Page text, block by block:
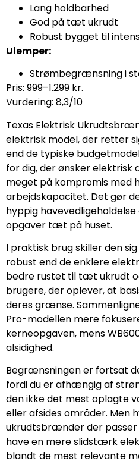
Lang holdbarhed
God på tæt ukrudt
Robust bygget til
Ulemper:
Strømbegrænsning i
Pris: 999–1.299 kr.
Vurdering: 8,3/10
Texas Elektrisk
elektrisk model, der retter
end de typiske
for dig, der ønsker elektrisk
meget på kompromis med
arbejdskapacitet. Det gør
hyppig
opgaver tæt på huset.
I praktisk brug skiller den
robust end de enklere
bedre rustet til tæt ukrudt
brugere, der oplever, at
deres grænse.
Pro-modellen mere
kerneopgaven, mens
alsidighed.
Begrænsningen er fortsat
fordi du er afhængig af
den ikke det mest oplagte
eller afsides områder. Men
ukrudtsbrænder der passer
have en mere slidstærk
blandt de mest relevante